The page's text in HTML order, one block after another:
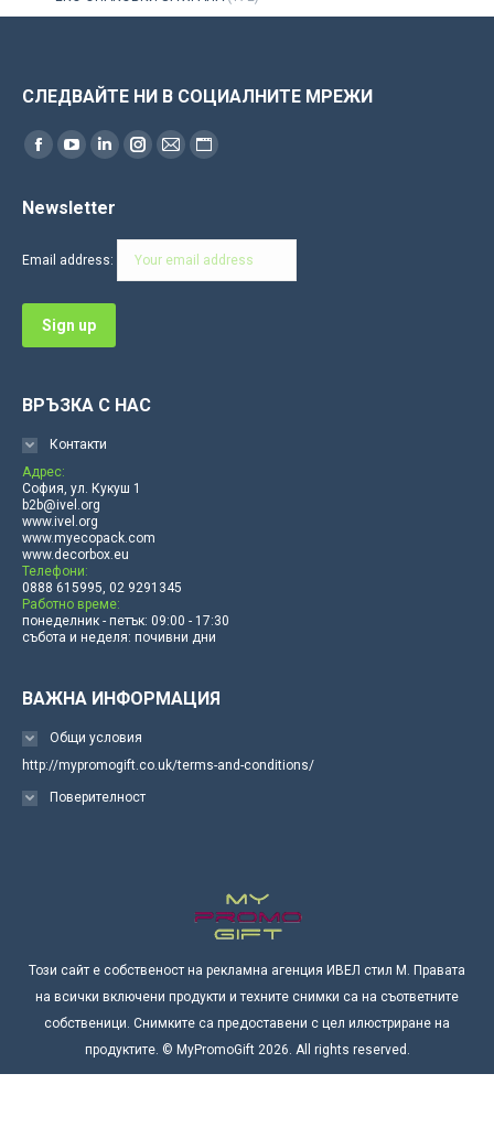
СЛЕДВАЙТЕ НИ В СОЦИАЛНИТЕ МРЕЖИ
Find us on:
Facebook
opens
window
YouTube
opens
window
Linkedin
opens
window
Instagram
in
Mail
in
Website
in
Newsletter
Email address:
ВРЪЗКА С НАС
Контакти
Адрес:
София, ул. Кукуш 1
b2b@ivel.org
www.ivel.org
www.myecopack.com
www.decorbox.eu
Телефони:
0888 615995, 02 9291345
Работно време:
понеделник - петък: 09:00 - 17:30
събота и неделя: почивни дни
ВАЖНА ИНФОРМАЦИЯ
Общи условия
http://mypromogift.co.uk/terms-and-conditions/
Поверителност
Този сайт е собственост на рекламна агенция ИВЕЛ стил М. Правата
на всички включени продукти и техните снимки са на съответните
собственици. Снимките са предоставени с цел илюстриране на
продуктите. © MyPromoGift 2026. All rights reserved.